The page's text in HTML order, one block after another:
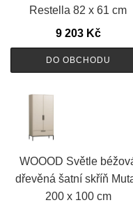
Restella 82 x 61 cm
9 203 Kč
DO OBCHODU
WOOOD Světle
dřevěná šatní skříň
200 x 100 cm